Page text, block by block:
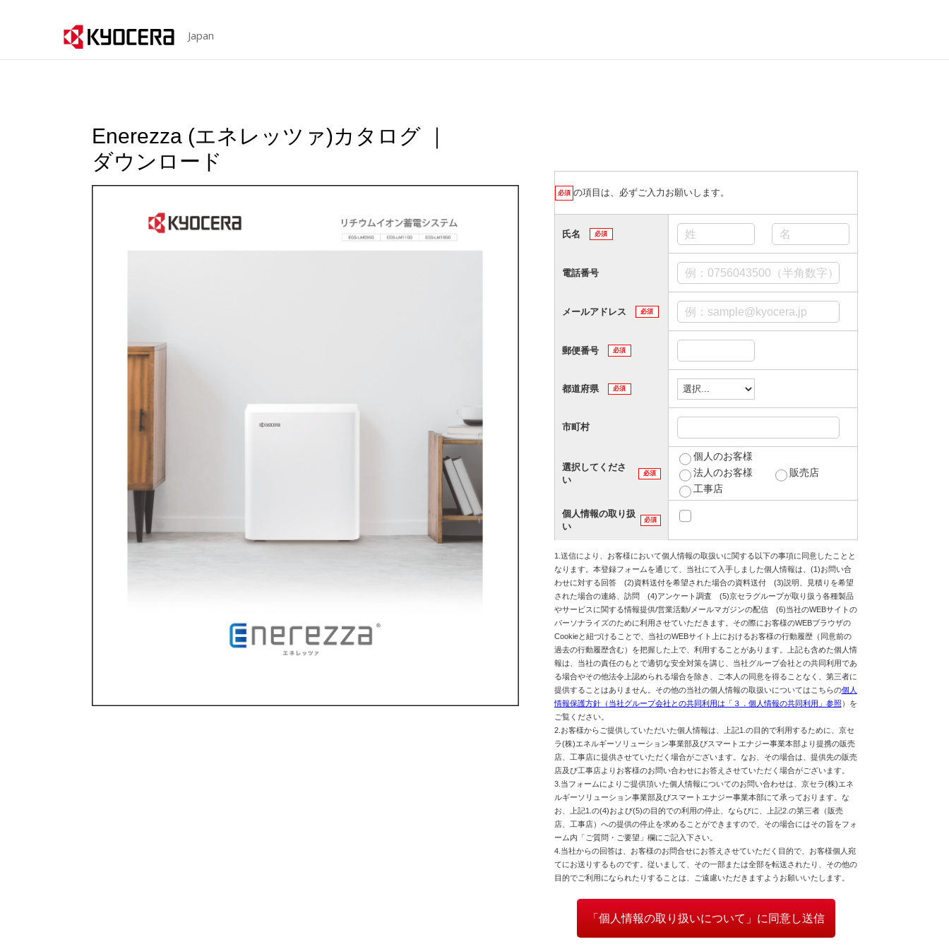
Japan
Enerezza (エネレッツァ)カタログ ｜
ダウンロード
必須 の項目は、必ずご入力お願いします。
氏名 必須
電話番号
メールアドレス 必須
郵便番号 必須
都道府県 必須
市町村
選択してくださ
い
必須
個人のお客様
法人のお客様
販売店
工事店
個人情報の取り扱
い
必須
1.送信により、お客様において個人情報の取扱いに関する以下の事項に同意したことと
なります。本登録フォームを通じて、当社にて入手しました個人情報は、 (1)お問い合
わせに対する回答 (2)資料送付を希望された場合の資料送付 (3)説明、見積りを希望
された場合の連絡、訪問 (4)アンケート調査 (5)京セラグループが取り扱う各種製品
やサービスに関する情報提供/営業活動/メールマガジンの配信 (6)当社のWEBサイトの
パーソナライズのために利用させていただきます。その際にお客様のWEBブラウザの
Cookieと紐づけることで、当社のWEBサイト上におけるお客様の行動履歴（同意前の
過去の行動履歴含む）を把握した上で、利用することがあります。上記も含めた個人情
報は、当社の責任のもとで適切な安全対策を講じ、当社グループ会社との共同利用であ
る場合やその他法令上認められる場合を除き、ご本人の同意を得ることなく、第三者に
提供することはありません。その他の当社の個人情報の取扱いについてはこちらの個人
情報保護方針（当社グループ会社との共同利用は「３．個人情報の共同利用」参照 ）を
ご覧ください。
2.お客様からご提供していただいた個人情報は、上記1.の目的で利用するために、京セ
ラ(株)エネルギーソリューション事業部及びスマートエナジー事業本部より提携の販売
店、工事店に提供させていただく場合がございます。なお、その場合は、提供先の販売
店及び工事店よりお客様のお問い合わせにお答えさせていただく場合がございます。
3.当フォームによりご提供頂いた個人情報についてのお問い合わせは、京セラ(株)エネ
ルギーソリューション事業部及びスマートエナジー事業本部にて承っております。な
お、上記1.の(4)および(5)の目的での利用の停止、ならびに、上記2.の第三者（販売
店、工事店）への提供の停止を求めることができますので、その場合にはその旨をフォ
ーム内「ご質問・ご要望」欄にご記入下さい。
4.当社からの回答は、お客様のお問合せにお答えさせていただく目的で、お客様個人宛
てにお送りするものです。従いまして、その一部または全部を転送されたり、その他の
目的でご利用になられたりすることは、ご遠慮いただきますようお願いいたします。
「個人情報の取り扱いについて」に同意し送信